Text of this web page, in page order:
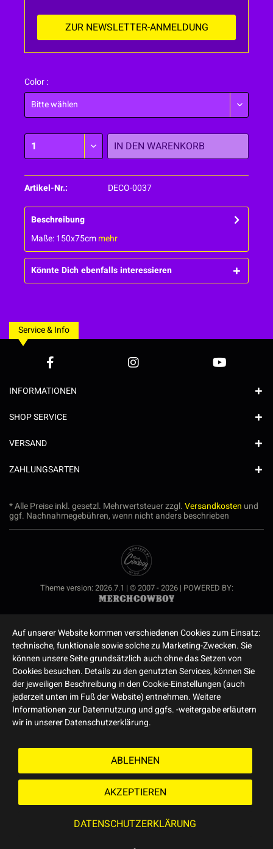
ZUR NEWSLETTER-ANMELDUNG
Color :
IN DEN WARENKORB
Artikel-Nr.: DECO-0037
Beschreibung
Maße: 150x75cmmehr
Könnte Dich ebenfalls interessieren
Service & Info
INFORMATIONEN
SHOP SERVICE
VERSAND
ZAHLUNGSARTEN
* Alle Preise inkl. gesetzl. Mehrwertsteuer zzgl.Versandkosten und
ggf. Nachnahmegebühren, wenn nicht anders beschrieben
Theme version: 2026.7.1 | © 2007 - 2026 | POWERED BY:
Auf unserer Website kommen verschiedenen Cookies zum Einsatz:
technische, funktionale sowie solche zu Marketing-Zwecken. Sie
können unsere Seite grundsätzlich auch ohne das Setzen von
Cookies besuchen. Details zu den genutzten Services, können Sie
der jeweiligen Beschreibung in den Cookie-Einstellungen (auch
jederzeit unten im Fuß der Website) entnehmen. Weitere
Informationen zur Datennutzung und ggfs. -weitergabe erläutern
wir in unserer Datenschutzerklärung.
ABLEHNEN
AKZEPTIEREN
DATENSCHUTZERKLÄRUNG